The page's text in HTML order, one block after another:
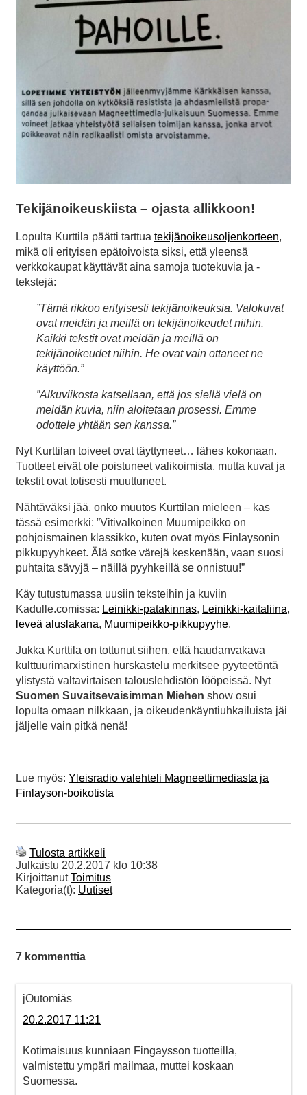
Tekijänoikeuskiista – ojasta allikkoon!
Lopulta Kurttila päätti tarttua tekijänoikeusoljenkorteen,
mikä oli erityisen epätoivoista siksi, että yleensä
verkkokaupat käyttävät aina samoja tuotekuvia ja -
tekstejä:
”Tämä rikkoo erityisesti tekijänoikeuksia. Valokuvat
ovat meidän ja meillä on tekijänoikeudet niihin.
Kaikki tekstit ovat meidän ja meillä on
tekijänoikeudet niihin. He ovat vain ottaneet ne
käyttöön.”
”Alkuviikosta katsellaan, että jos siellä vielä on
meidän kuvia, niin aloitetaan prosessi. Emme
odottele yhtään sen kanssa.”
Nyt Kurttilan toiveet ovat täyttyneet… lähes kokonaan.
Tuotteet eivät ole poistuneet valikoimista, mutta kuvat ja
tekstit ovat totisesti muuttuneet.
Nähtäväksi jää, onko muutos Kurttilan mieleen – kas
tässä esimerkki: ”Vitivalkoinen Muumipeikko on
pohjoismainen klassikko, kuten ovat myös Finlaysonin
pikkupyyhkeet. Älä sotke värejä keskenään, vaan suosi
puhtaita sävyjä – näillä pyyhkeillä se onnistuu!”
Käy tutustumassa uusiin teksteihin ja kuviin
Kadulle.comissa: Leinikki-patakinnas, Leinikki-kaitaliina,
leveä aluslakana, Muumipeikko-pikkupyyhe.
Jukka Kurttila on tottunut siihen, että haudanvakava
kulttuurimarxistinen hurskastelu merkitsee pyyteetöntä
ylistystä valtavirtaisen talouslehdistön lööpeissä. Nyt
Suomen Suvaitsevaisimman Miehen show osui
lopulta omaan nilkkaan, ja oikeudenkäyntiuhkailuista jäi
jäljelle vain pitkä nenä!
Lue myös: Yleisradio valehteli Magneettimediasta ja
Finlayson-boikotista
Tulosta artikkeli
Julkaistu 20.2.2017 klo 10:38
KirjoittanutToimitus
Kategoria(t): Uutiset
7 kommenttia
jOutomiäs
20.2.2017 11:21
Kotimaisuus kunniaan Fingaysson tuotteilla,
valmistettu ympäri mailmaa, muttei koskaan
Suomessa.